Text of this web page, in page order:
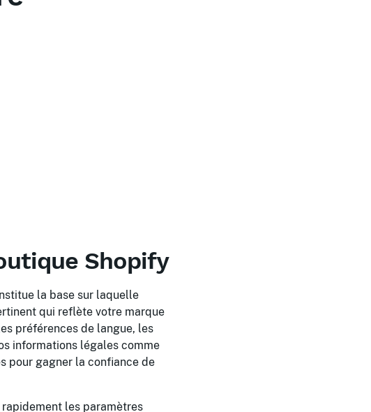
Shopify
la base sur laquelle
qui reflète votre marque
préférences de langue, les
informations légales comme
pour gagner la confiance de
les paramètres